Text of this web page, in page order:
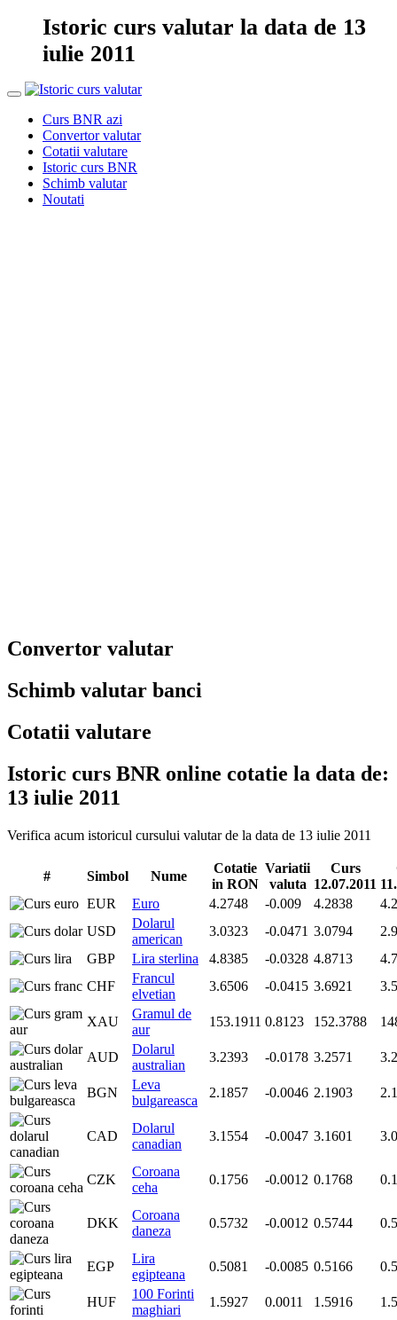
Istoric curs valutar la data de 13
iulie 2011
Curs BNR azi
Convertor valutar
Cotatii valutare
Istoric curs BNR
Schimb valutar
Noutati
Convertor valutar
Schimb valutar banci
Cotatii valutare
Istoric curs BNR online cotatie la data de:
13 iulie 2011
Verifica acum istoricul cursului valutar de la data de 13 iulie 2011
# Simbol Nume
Cotatie
in RON
Variatii
valuta
Curs
12.07.2011
EUR
Euro 4.2748 -0.009 4.2838
USD
Dolarul
american
3.0323 -0.0471 3.0794
GBP
Lira sterlina 4.8385 -0.0328 4.8713
CHF
Francul
elvetian
3.6506 -0.0415 3.6921
XAU
Gramul de
aur
153.1911 0.8123 152.3788
AUD
Dolarul
australian
3.2393 -0.0178 3.2571
BGN
Leva
bulgareasca
2.1857 -0.0046 2.1903
CAD
Dolarul
canadian
3.1554 -0.0047 3.1601
CZK
Coroana
ceha
0.1756 -0.0012 0.1768
DKK
Coroana
daneza
0.5732 -0.0012 0.5744
EGP
Lira
egipteana
0.5081 -0.0085 0.5166
HUF
100 Forinti
maghiari
1.5927 0.0011 1.5916